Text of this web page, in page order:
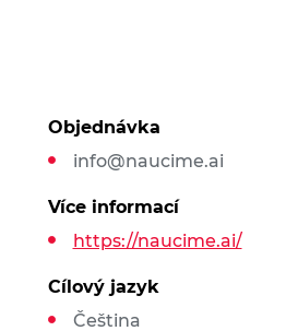
Objednávka
info@naucime.ai
Více informací
https://naucime.ai/
Cílový jazyk
Čeština